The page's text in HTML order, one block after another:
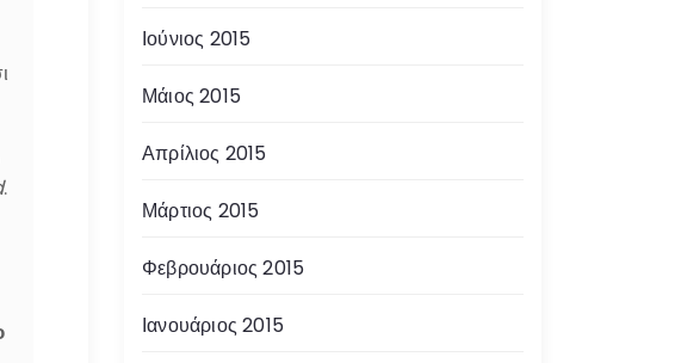
.
Ιούνιος 2015
Μάιος 2015
Απρίλιος 2015
Μάρτιος 2015
Φεβρουάριος 2015
Ιανουάριος 2015